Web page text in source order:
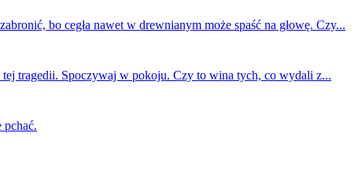
bo cegła nawet w drewnianym może spaść na głowę. Czy...
tragedii. Spoczywaj w pokoju. Czy to wina tych, co wydali z...
pchać.